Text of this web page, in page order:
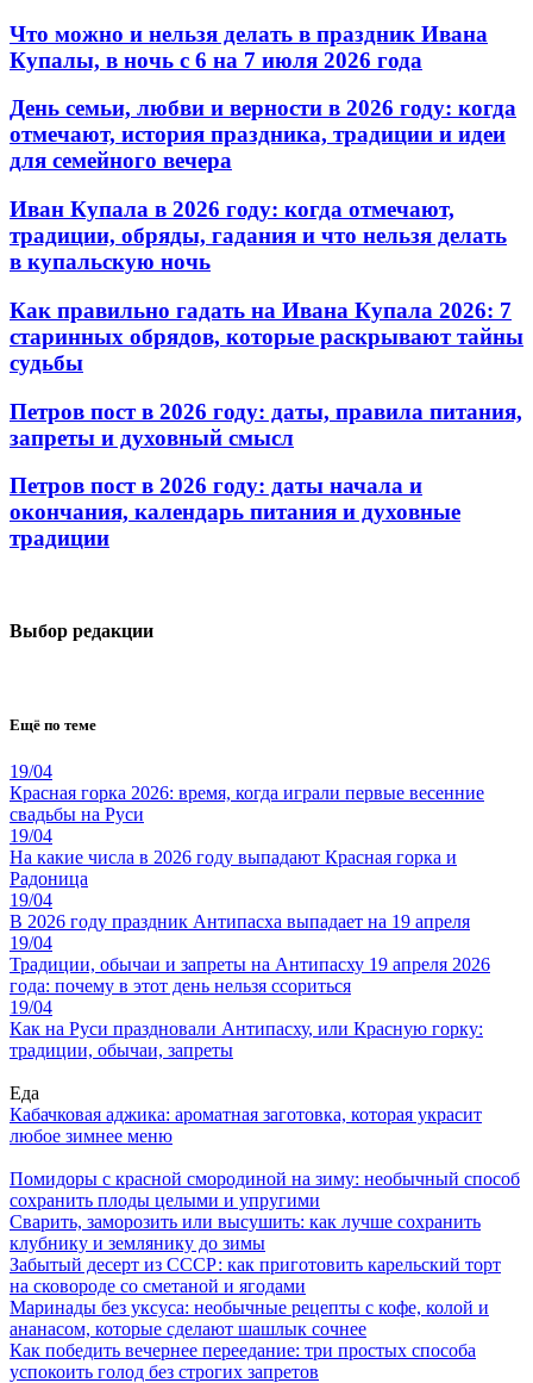
Что можно и нельзя делать в праздник Ивана
Купалы, в ночь с 6 на 7 июля 2026 года
День семьи, любви и верности в 2026 году: когда
отмечают, история праздника, традиции и идеи
для семейного вечера
Иван Купала в 2026 году: когда отмечают,
традиции, обряды, гадания и что нельзя делать
в купальскую ночь
Как правильно гадать на Ивана Купала 2026: 7
старинных обрядов, которые раскрывают тайны
судьбы
Петров пост в 2026 году: даты, правила питания,
запреты и духовный смысл
Петров пост в 2026 году: даты начала и
окончания, календарь питания и духовные
традиции
Выбор редакции
Ещё по теме
19/04
Красная горка 2026: время, когда играли первые весенние
свадьбы на Руси
19/04
На какие числа в 2026 году выпадают Красная горка и
Радоница
19/04
В 2026 году праздник Антипасха выпадает на 19 апреля
19/04
Традиции, обычаи и запреты на Антипасху 19 апреля 2026
года: почему в этот день нельзя ссориться
19/04
Как на Руси праздновали Антипасху, или Красную горку:
традиции, обычаи, запреты
Еда
Кабачковая аджика: ароматная заготовка, которая украсит
любое зимнее меню
Помидоры с красной смородиной на зиму: необычный способ
сохранить плоды целыми и упругими
Сварить, заморозить или высушить: как лучше сохранить
клубнику и землянику до зимы
Забытый десерт из СССР: как приготовить карельский торт
на сковороде со сметаной и ягодами
Маринады без уксуса: необычные рецепты с кофе, колой и
ананасом, которые сделают шашлык сочнее
Как победить вечернее переедание: три простых способа
успокоить голод без строгих запретов